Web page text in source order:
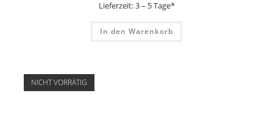
Lieferzeit:3 – 5 Tage*
In den Warenkorb
NICHT VORRÄTIG